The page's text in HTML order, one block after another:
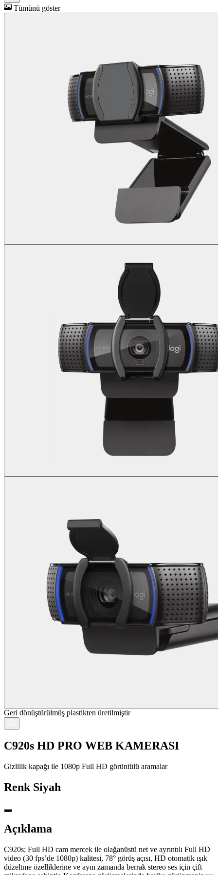
Tümünü göster
Geri dönüştürülmüş plastikten üretilmiştir
C920s HD PRO WEB KAMERASI
Gizlilik kapağı ile 1080p Full HD görüntülü aramalar
Renk Siyah
Açıklama
C920s; Full HD cam mercek ile olağanüstü net ve ayrıntılı Full HD
video (30 fps’de 1080p) kalitesi, 78° görüş açısı, HD otomatik ışık
düzeltme özelliklerine ve aynı zamanda berrak stereo ses için çift